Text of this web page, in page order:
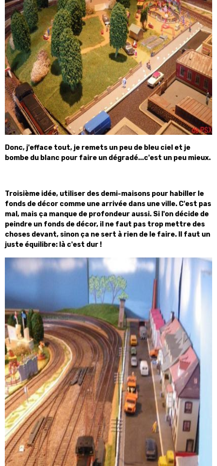
Donc, j'efface tout, je remets un peu de bleu ciel et je
bombe du blanc pour faire un dégradé...c'est un peu mieux.
Troisième idée, utiliser des demi-maisons pour habiller le
fonds de décor comme une arrivée dans une ville. C'est pas
mal, mais ça manque de profondeur aussi. Si l'on décide de
peindre un fonds de décor, il ne faut pas trop mettre des
choses devant, sinon ça ne sert à rien de le faire. Il faut un
juste équilibre: là c'est dur !